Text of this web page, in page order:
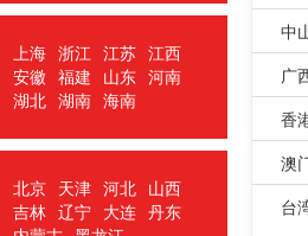
上海 浙江 江苏 江西
安徽 福建 山东 河南
湖北 湖南 海南
北京 天津 河北 山西
吉林 辽宁 大连 丹东
中
广
香
澳
台